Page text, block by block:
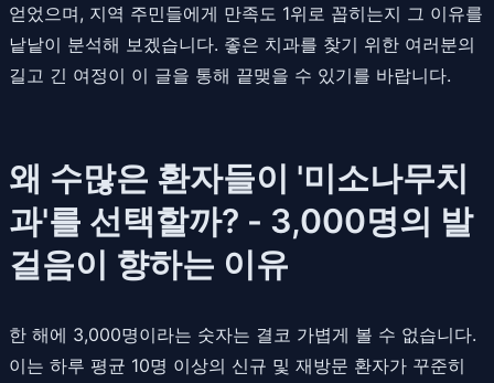
얻었으며, 지역 주민들에게 만족도 1위로 꼽히는지 그 이유를
낱낱이 분석해 보겠습니다. 좋은 치과를 찾기 위한 여러분의
길고 긴 여정이 이 글을 통해 끝맺을 수 있기를 바랍니다.
왜 수많은 환자들이 '미소나무치
과'를 선택할까? - 3,000명의 발
걸음이 향하는 이유
한 해에 3,000명이라는 숫자는 결코 가볍게 볼 수 없습니다.
이는 하루 평균 10명 이상의 신규 및 재방문 환자가 꾸준히